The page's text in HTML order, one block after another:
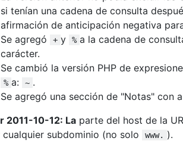
si tenían una cadena de consulta
afirmación de anticipación negativa
Se agregó
+ y % a la cadena de
carácter.
Se cambió la versión PHP de
% a: ~ .
Se agregó una sección de "Notas" con
2011-10-12: La parte del host de la
cualquier subdominio (no solo
www. ).